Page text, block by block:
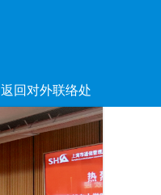
返回对外联络处